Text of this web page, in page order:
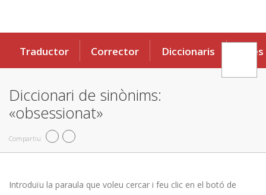
Traductor Corrector Diccionaris Eines
Diccionari de sinònims:
«obsessionat»
Compartiu
Introduïu la paraula que voleu cercar i feu clic en el botó de